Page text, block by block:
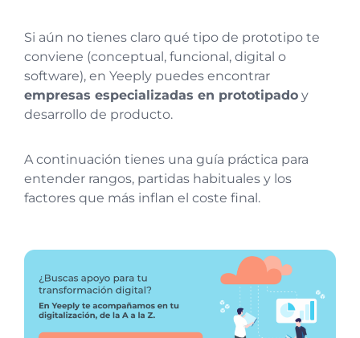
Si aún no tienes claro qué tipo de prototipo te
conviene (conceptual, funcional, digital o
software), en Yeeply puedes encontrar
empresas especializadas en prototipado y
desarrollo de producto.
A continuación tienes una guía práctica para
entender rangos, partidas habituales y los
factores que más inflan el coste final.